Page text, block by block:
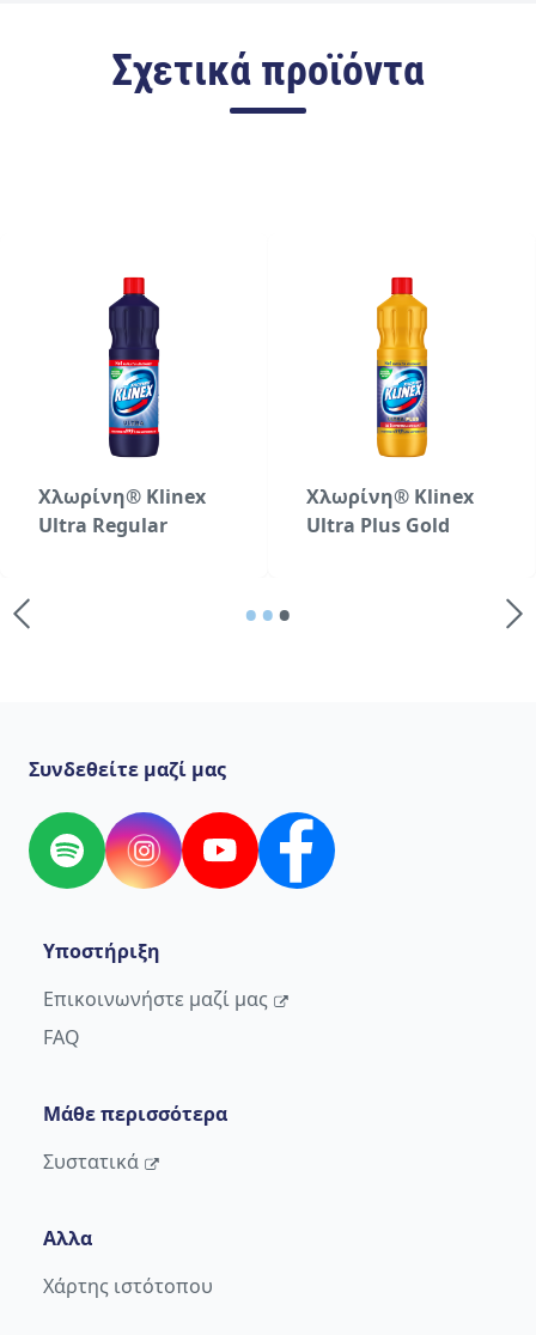
Σχετικά προϊόντα
Χλωρίνη® Klinex
Ultra Regular
Χλωρίνη® Klinex
Ultra Plus Gold
•••
Συνδεθείτε μαζί μας
Spotify InstagramYouTube Facebook
Υποστήριξη
Επικοινωνήστε μαζί μας
FAQ
Μάθε περισσότερα
Συστατικά
Αλλα
Χάρτης ιστότοπου